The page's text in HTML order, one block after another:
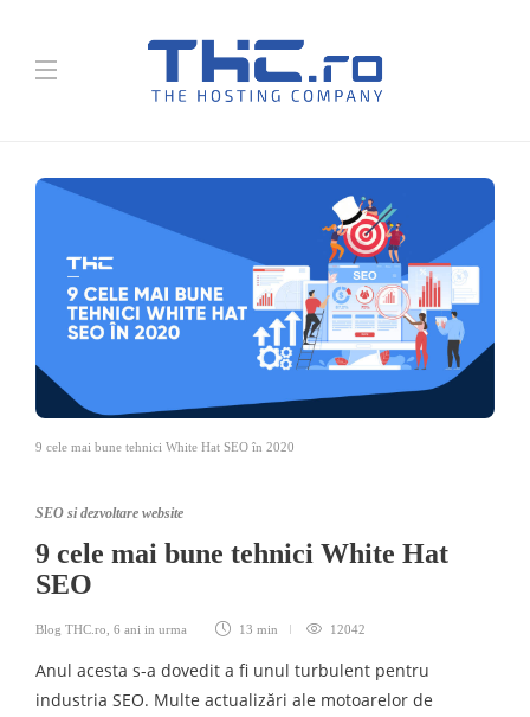
9 cele mai bune tehnici White Hat SEO în 2020
SEO si dezvoltare website
9 cele mai bune tehnici White Hat
SEO
Blog THC.ro 6 ani in urma 13 min 12042
Anul acesta s-a dovedit a fi unul turbulent pentru
industria SEO. Multe actualizări ale motoarelor de